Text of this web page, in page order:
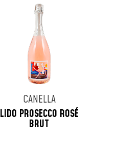
CANELLA
LIDO PROSECCO ROSÉ
BRUT